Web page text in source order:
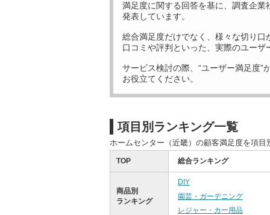
満足度に関する回答を基に、調査企業
発表しています。
総合満足度だけでなく、様々な切り口
口コミや評判といった、実際のユーザ
サービス検討の際、“ユーザー満足度”
お役立てください。
項目別ランキング一覧
ホームセンター（近畿）の顧客満足度を項
TOP 総合ランキング
商品別
ランキング
DIY
園芸・ガーデニング
レジャー・カー用品